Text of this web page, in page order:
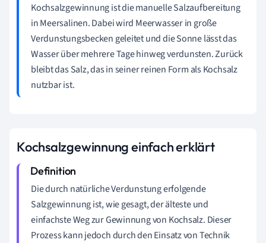
Kochsalzgewinnung ist die manuelle Salzaufbereitung
in Meersalinen. Dabei wird Meerwasser in große
Verdunstungsbecken geleitet und die Sonne lässt das
Wasser über mehrere Tage hinweg verdunsten. Zurück
bleibt das Salz, das in seiner reinen Form als Kochsalz
nutzbar ist.
Kochsalzgewinnung einfach erklärt
Die durch natürliche Verdunstung erfolgende
Salzgewinnung ist, wie gesagt, der älteste und
einfachste Weg zur Gewinnung von Kochsalz. Dieser
Prozess kann jedoch durch den Einsatz von Technik